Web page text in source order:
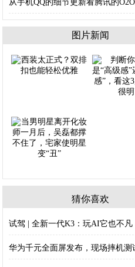
从手机QQ的细节更新看腾讯的
图片新闻
猜你喜欢
试驾 | 全新一代K3：玩AI它也不凡
华为千元全面屏发布，现场摔机测